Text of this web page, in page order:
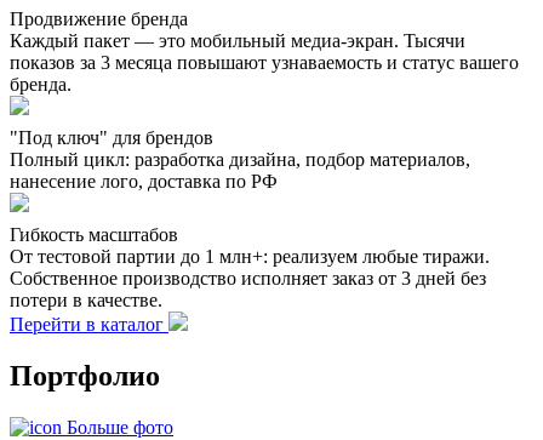
Продвижение бренда
Каждый пакет — это мобильный медиа-экран. Тысячи
показов за 3 месяца повышают узнаваемость и статус вашего
бренда.
"Под ключ" для брендов
Полный цикл: разработка дизайна, подбор материалов,
нанесение лого, доставка по РФ
Гибкость масштабов
От тестовой партии до 1 млн+: реализуем любые тиражи.
Собственное производство исполняет заказ от 3 дней без
потери в качестве.
Перейти в каталог
Портфолио
Больше фото